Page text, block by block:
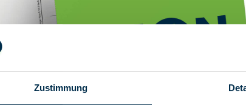
Zustimmung